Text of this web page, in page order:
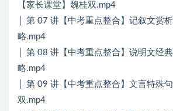
【家长课堂】魏桂双.mp4
│ 第 07 讲【中考重点整合】记叙文赏
略.mp4
│ 第 08 讲【中考重点整合】说明文经
略.mp4
│ 第 09 讲【中考重点整合】文言特殊
双.mp4